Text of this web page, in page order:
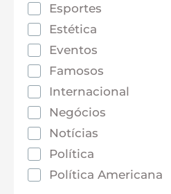
Esportes
Estética
Eventos
Famosos
Internacional
Negócios
Notícias
Política
Política Americana